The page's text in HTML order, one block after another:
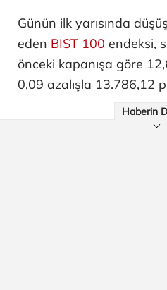
Günün ilk yarısında
eden BIST 100 endeksi,
önceki kapanışa göre
0,09 azalışla 13.786,12
Haberin